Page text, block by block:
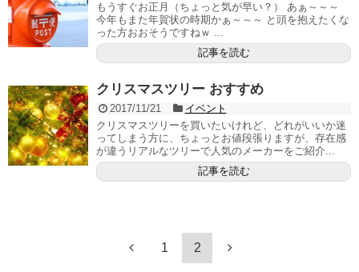
もうすぐお正月（ちょっと気が早い？） あぁ～～～
今年もまた年賀状の時期かぁ～～～ と頭を抱えたくな
った方おおそうですねｗ ...
記事を読む
クリスマスツリー おすすめ
2017/11/21
イベント
クリスマスツリーを買いたいけれど、どれがいいか迷
ってしまう方に、ちょっとお値段張りますが、存在感
が違うリアルなツリーで人気のメーカーをご紹介...
記事を読む
1 2